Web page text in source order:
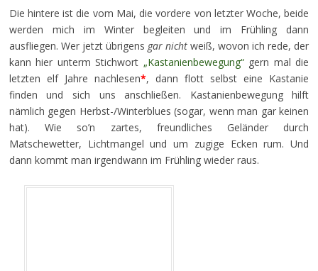
Die hintere ist die vom Mai, die vordere von letzter Woche, beide
werden mich im Winter begleiten und im Frühling dann
ausfliegen. Wer jetzt übrigens gar nicht weiß, wovon ich rede, der
kann hier unterm Stichwort „Kastanienbewegung“gern mal die
letzten elf Jahre nachlesen*, dann flott selbst eine Kastanie
finden und sich uns anschließen. Kastanienbewegung hilft
nämlich gegen Herbst-/Winterblues (sogar, wenn man gar keinen
hat). Wie so’n zartes, freundliches Geländer durch
Matschewetter, Lichtmangel und um zugige Ecken rum. Und
dann kommt man irgendwann im Frühling wieder raus.